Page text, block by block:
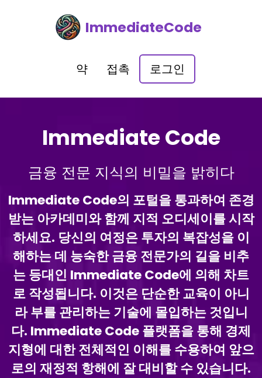
ImmediateCode
약 접촉 로그인
Immediate Code
금융 전문 지식의 비밀을 밝히다
Immediate Code의 포털을 통과하여 존경
받는 아카데미와 함께 지적 오디세이를 시작
하세요. 당신의 여정은 투자의 복잡성을 이
해하는 데 능숙한 금융 전문가의 길을 비추
는 등대인 Immediate Code에 의해 차트
로 작성됩니다. 이것은 단순한 교육이 아니
라 부를 관리하는 기술에 몰입하는 것입니
다. Immediate Code 플랫폼을 통해 경제
지형에 대한 전체적인 이해를 수용하여 앞으
로의 재정적 항해에 잘 대비할 수 있습니다.